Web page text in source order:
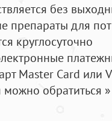
без
препараты для
круглосуточно
Master Card или
обратиться